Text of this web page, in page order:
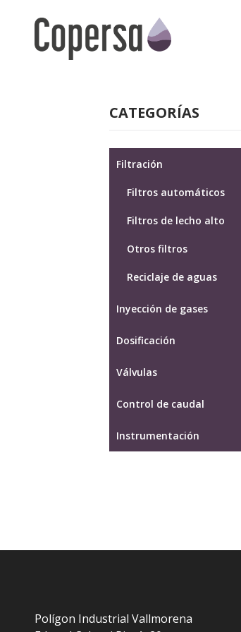
content
CATEGORÍAS
Filtración
Filtros automáticos
Filtros de lecho alto
Otros filtros
Reciclaje de aguas
Inyección de gases
Dosificación
Válvulas
Control de caudal
Instrumentación
Polígon Industrial Vallmorena